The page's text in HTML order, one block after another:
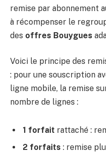
remise par abonnement
à récompenser le
des offres Bouygues
Voici le principe des
: pour une souscription
ligne mobile, la remise
nombre de lignes :
1 forfait rattaché :
2 forfaits : remise